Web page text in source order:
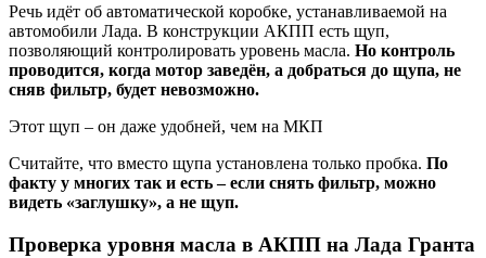
Речь идёт об автоматической коробке, устанавливаемой на
автомобили Лада. В конструкции АКПП есть щуп,
позволяющий контролировать уровень масла. Но контроль
проводится, когда мотор заведён, а добраться до щупа, не
сняв фильтр, будет невозможно.
Этот щуп – он даже удобней, чем на МКП
Считайте, что вместо щупа установлена только пробка. По
факту у многих так и есть – если снять фильтр, можно
видеть «заглушку», а не щуп.
Проверка уровня масла в АКПП на Лада Гранта